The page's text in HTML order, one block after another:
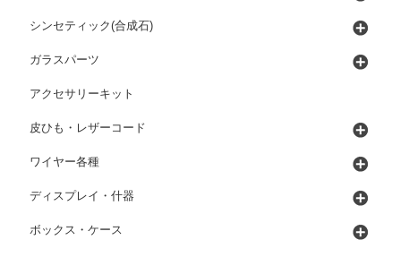
シンセティック(合成石)
ガラスパーツ
アクセサリーキット
皮ひも・レザーコード
ワイヤー各種
ディスプレイ・什器
ボックス・ケース